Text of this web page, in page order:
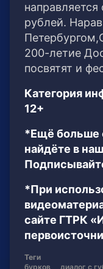
рублей.
200-летие
посвятят и
Категория
12+
*Ещё больше
найдёте в
*При
сайте ГТРК
Теги
бурков
диалог с